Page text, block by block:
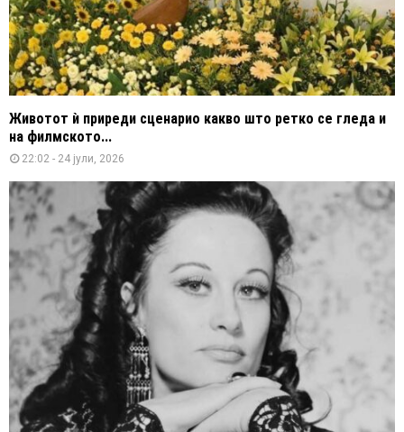
Животот ѝ приреди сценарио какво што ретко се гледа и
на филмското...
22:02 - 24 јули, 2026